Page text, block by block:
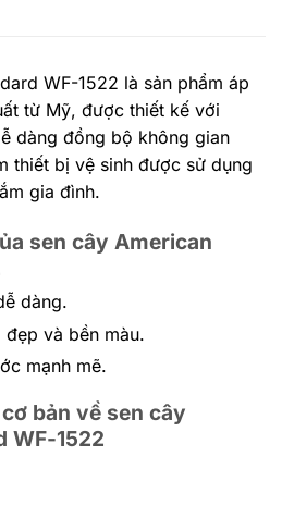
WF-1522 là sản phẩm áp
từ Mỹ, được thiết kế với
dàng đồng bộ không gian
thiết bị vệ sinh được sử dụng
gia đình.
sen cây American
dàng.
và bền màu.
mạnh mẽ.
bản về sen cây
WF-1522